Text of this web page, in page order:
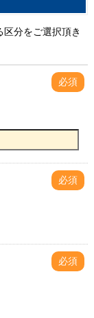
分をご選択頂き
必須
必須
必須